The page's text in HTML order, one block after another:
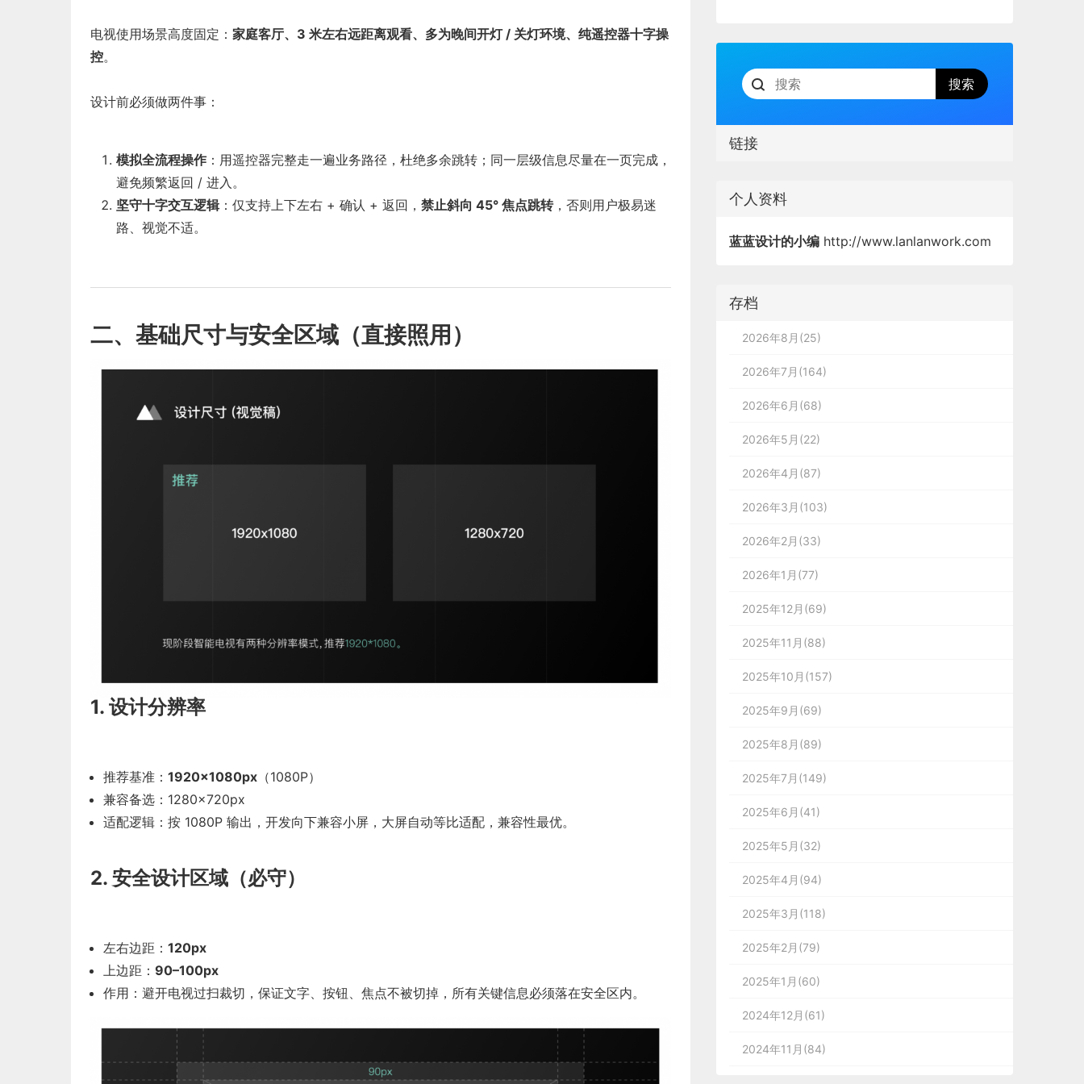
电视使用场景高度固定： 家庭客厅、3 米左右远距离观看、多为晚间开灯 / 关灯环境、纯遥控器十字操
控。
设计前必须做两件事：
模拟全流程操作 ：用遥控器完整走一遍业务路径，杜绝多余跳转；同一层级信息尽量在一页完成，
避免频繁返回 / 进入。
坚守十字交互逻辑：仅支持上下左右 + 确认 + 返回， 禁止斜向 45° 焦点跳转，否则用户极易迷
路、视觉不适。
二、基础尺寸与安全区域（直接照用）
1. 设计分辨率
推荐基准： 1920×1080px （1080P）
兼容备选：1280×720px
适配逻辑：按 1080P 输出，开发向下兼容小屏，大屏自动等比适配，兼容性最优。
2. 安全设计区域（必守）
左右边距： 120px
上边距： 90–100px
作用：避开电视过扫裁切，保证文字、按钮、焦点不被切掉，所有关键信息必须落在安全区内。
链接
个人资料
蓝蓝设计的小编 http://www.lanlanwork.com
存档
2026年8月(25)
2026年7月(164)
2026年6月(68)
2026年5月(22)
2026年4月(87)
2026年3月(103)
2026年2月(33)
2026年1月(77)
2025年12月(69)
2025年11月(88)
2025年10月(157)
2025年9月(69)
2025年8月(89)
2025年7月(149)
2025年6月(41)
2025年5月(32)
2025年4月(94)
2025年3月(118)
2025年2月(79)
2025年1月(60)
2024年12月(61)
2024年11月(84)